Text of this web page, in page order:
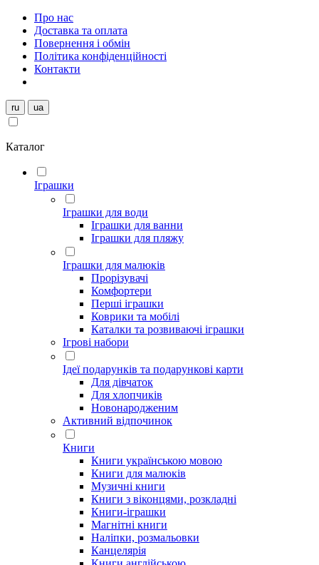
Про нас
Доставка та оплата
Повернення і обмін
Політика конфіденційності
Контакти
ru ua
Каталог
Іграшки
Іграшки для води
Іграшки для ванни
Іграшки для пляжу
Іграшки для малюків
Прорізувачі
Комфортери
Перші іграшки
Коврики та мобілі
Каталки та розвиваючі іграшки
Ігрові набори
Ідеї ​​подарунків та подарункові карти
Для дівчаток
Для хлопчиків
Новонародженим
Активний відпочинок
Книги
Книги українською мовою
Книги для малюків
Музичні книги
Книги з віконцями, розкладні
Книги-іграшки
Магнітні книги
Наліпки, розмальовки
Канцелярія